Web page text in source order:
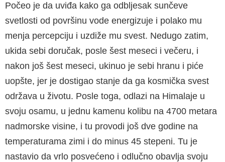
Počeo je da uviđa kako ga odbljesak sunčeve
svetlosti od površinu vode energizuje i polako mu
menja percepciju i uzdiže mu svest. Nedugo zatim,
ukida sebi doručak, posle šest meseci i večeru, i
nakon još šest meseci, ukinuo je sebi hranu i piće
uopšte, jer je dostigao stanje da ga kosmička svest
održava u životu. Posle toga, odlazi na Himalaje u
svoju osamu, u jednu kamenu kolibu na 4700 metara
nadmorske visine, i tu provodi još dve godine na
temperaturama zimi i do minus 45 stepeni. Tu je
nastavio da vrlo posvećeno i odlučno obavlja svoju